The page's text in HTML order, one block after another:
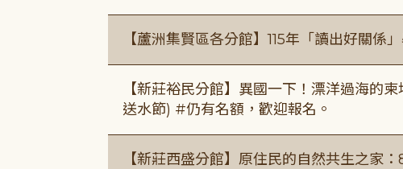
【蘆洲集賢區各分館】115年「讀出好關係
【新莊裕民分館】異國一下！漂洋過海的
送水節) #仍有名額，歡迎報名。
【新莊西盛分館】原住民的自然共生之家